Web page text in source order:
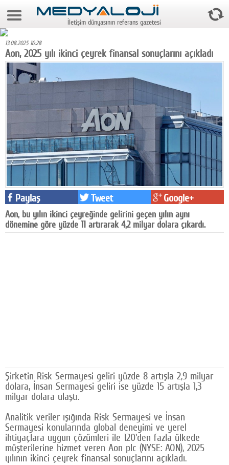
8 Ağustos 2026 19:04:48
Foto Galeri
Medya
Reyting-tiraj
Teknoloji
Televizyon
Dünya
Pr
Yazarlar
Künye
Facebook
Twitter
İletişim dünyasının referans gazetesi
13.08.2025 16:28
Aon, 2025 yılı ikinci çeyrek finansal sonuçlarını açıkladı
Paylaş Tweet Google+
Aon, bu yılın ikinci çeyreğinde gelirini geçen yılın aynı
dönemine göre yüzde 11 artırarak 4,2 milyar dolara çıkardı.
Şirketin Risk Sermayesi geliri yüzde 8 artışla 2,9 milyar
dolara, İnsan Sermayesi geliri ise yüzde 15 artışla 1,3
milyar dolara ulaştı.
Analitik veriler ışığında Risk Sermayesi ve İnsan
Sermayesi konularında global deneyimi ve yerel
ihtiyaçlara uygun çözümleri ile 120'den fazla ülkede
müşterilerine hizmet veren Aon plc (NYSE: AON), 2025
yılının ikinci çeyrek finansal sonuçlarını açıkladı.